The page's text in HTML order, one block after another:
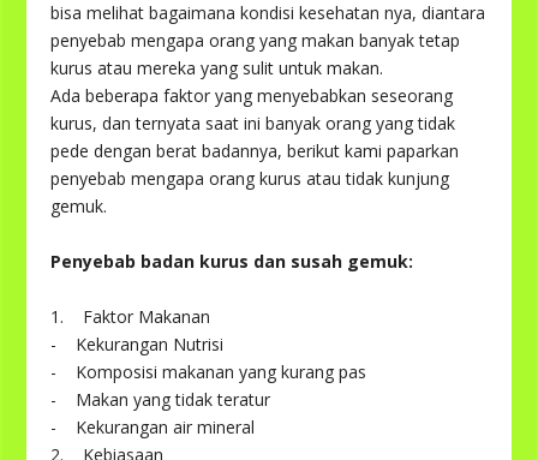
bisa melihat bagaimana kondisi kesehatan nya, diantara
penyebab mengapa orang yang makan banyak tetap
kurus atau mereka yang sulit untuk makan.
Ada beberapa faktor yang menyebabkan seseorang
kurus, dan ternyata saat ini banyak orang yang tidak
pede dengan berat badannya, berikut kami paparkan
penyebab mengapa orang kurus atau tidak kunjung
gemuk.
Penyebab badan kurus dan susah gemuk:
1. Faktor Makanan
- Kekurangan Nutrisi
- Komposisi makanan yang kurang pas
- Makan yang tidak teratur
- Kekurangan air mineral
2. Kebiasaan